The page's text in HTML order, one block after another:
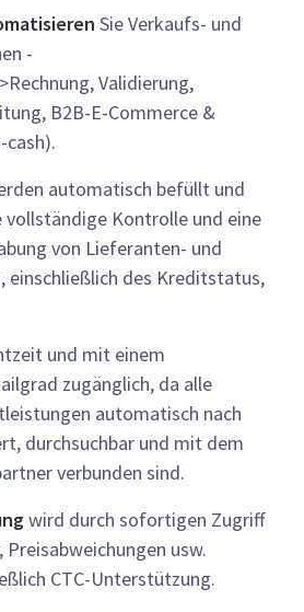
Sie Verkaufs- und
-
Validierung,
B2B-E-Commerce &
automatisch befüllt und
vollständige Kontrolle und eine
von Lieferanten- und
einschließlich des Kreditstatus,
und mit einem
zugänglich, da alle
automatisch nach
durchsuchbar und mit dem
verbunden sind.
wird durch sofortigen Zugriff
usw.
CTC-Unterstützung.